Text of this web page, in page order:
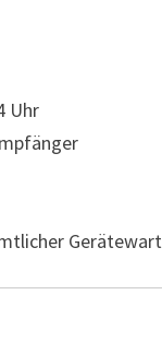
Uhr
Gerätewart